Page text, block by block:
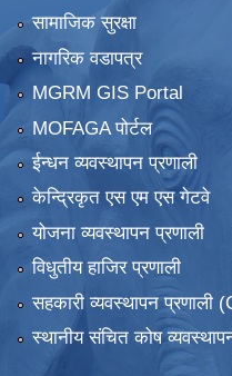
सामाजिक सुरक्षा
नागरिक वडापत्र
MGRM GIS Portal
MOFAGA पोर्टल
ईन्धन व्यवस्थापन प्रणाली
केन्द्रिकृत एस एम एस गेटवे
योजना व्यवस्थापन प्रणाली
विधुतीय हाजिर प्रणाली
सहकारी व्यवस्थापन प्रणाली
स्थानीय संचित कोष